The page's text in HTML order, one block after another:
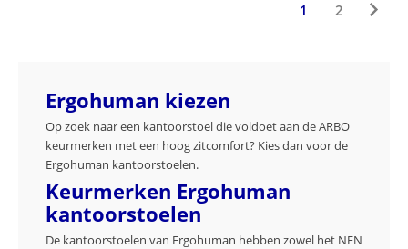
1 2
Ergohuman kiezen
Op zoek naar een kantoorstoel die voldoet aan de ARBO
keurmerken met een hoog zitcomfort? Kies dan voor de
Ergohuman kantoorstoelen.
Keurmerken Ergohuman
kantoorstoelen
De kantoorstoelen van Ergohuman hebben zowel het NEN